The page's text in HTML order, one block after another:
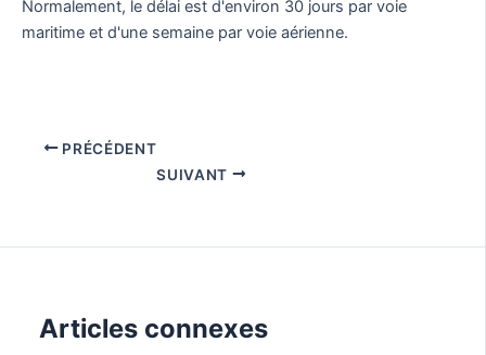
Normalement, le délai est d'environ 30 jours par voie
maritime et d'une semaine par voie aérienne.
PRÉCÉDENT
SUIVANT
Articles connexes